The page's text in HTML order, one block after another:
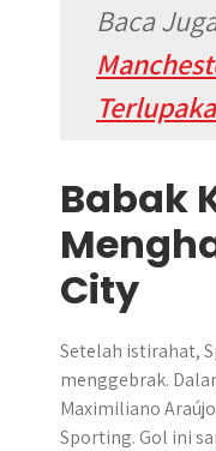
Baca
Babak
City
Setelah istirahat,
menggebrak.
Maximiliano
Sporting. Gol ini